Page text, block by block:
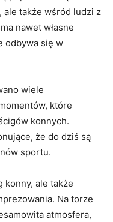
ale ⁢także wśród ludzi z
nawet własne
odbywa⁤ się w
wiele
‌które
konnych.
że do dziś⁢ są⁢
⁤sportu.
konny, ale także
Na torze⁢
atmosfera,